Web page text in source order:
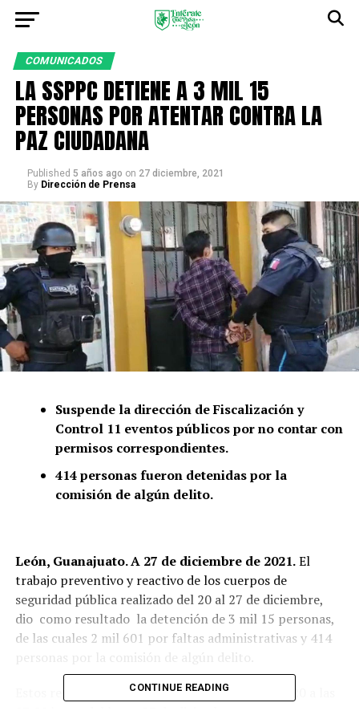
COMUNICADOS
LA SSPPC DETIENE A 3 MIL 15
PERSONAS POR ATENTAR CONTRA LA
PAZ CIUDADANA
Published 5 años ago on 27 diciembre, 2021
By Dirección de Prensa
Suspende la dirección de Fiscalización y
Control 11 eventos públicos por no contar con
permisos correspondientes.
414 personas fueron detenidas por la
comisión de algún delito.
León, Guanajuato. A 27 de diciembre de 2021.El
trabajo preventivo y reactivo de los cuerpos de
seguridad pública realizado del 20 al 27 de diciembre,
dio como resultado la detención de 3 mil 15 personas,
de las cuales 2 mil 601 por faltas administrativas y 414
personas por la comisión de algún delito.
Estos registros son de las 07:00 horas del lunes 20 a las
CONTINUE READING